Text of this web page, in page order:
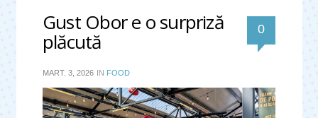
Gust Obor e o surpriză
plăcută 0
MART. 3, 2026 IN FOOD